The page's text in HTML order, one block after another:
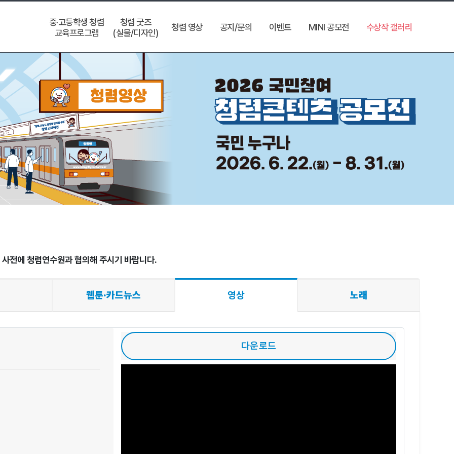
중·고등학생 청렴
교육프로그램
청렴 굿즈
(실물/디자인)
청렴 영상 공지/문의 이벤트 MINI 공모전 수상작 갤러리
전에 청렴연수원과 협의해 주시기 바랍니다.
웹툰·카드뉴스 영상 노래
다운로드